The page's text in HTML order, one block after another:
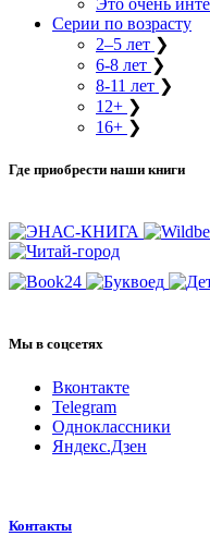
Серии по возрасту
2–5 лет ❯
6-8 лет ❯
8-11 лет ❯
12+ ❯
16+ ❯
Где приобрести наши книги
Мы в соцсетях
Вконтакте
Telegram
Одноклассники
Яндекс.Дзен
Контакты